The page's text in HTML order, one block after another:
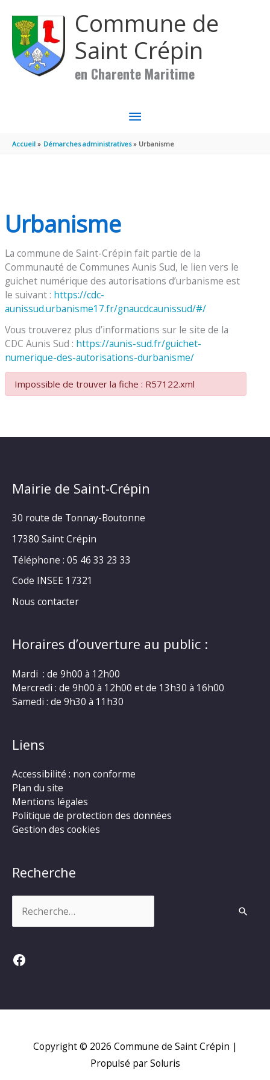
Commune de
Saint Crépin
en Charente Maritime
MENU
PRINCIPAL
Accueil Démarches administratives Urbanisme
Urbanisme
La commune de Saint-Crépin fait partie de la
Communauté de Communes Aunis Sud, le lien vers le
guichet numérique des autorisations d’urbanisme est
le suivant : https://cdc-
aunissud.urbanisme17.fr/gnaucdcaunissud/#/
Vous trouverez plus d’informations sur le site de la
CDC Aunis Sud : https://aunis-sud.fr/guichet-
numerique-des-autorisations-durbanisme/
Impossible de trouver la fiche : R57122.xml
Mairie de Saint-Crépin
30 route de Tonnay-Boutonne
17380 Saint Crépin
Téléphone : 05 46 33 23 33
Code INSEE 17321
Nous contacter
Horaires d’ouverture au public :
Mardi : de 9h00 à 12h00
Mercredi : de 9h00 à 12h00 et de 13h30 à 16h00
Samedi : de 9h30 à 11h30
Liens
Accessibilité : non conforme
Plan du site
Mentions légales
Politique de protection des données
Gestion des cookies
Recherche
Facebook
Copyright © 2026 Commune de Saint Crépin |
Propulsé par Soluris